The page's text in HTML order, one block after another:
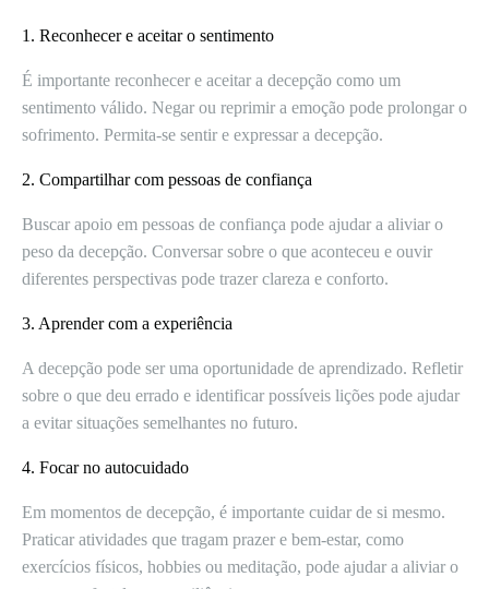
1. Reconhecer e aceitar o sentimento
É importante reconhecer e aceitar a decepção como um
sentimento válido. Negar ou reprimir a emoção pode prolongar o
sofrimento. Permita-se sentir e expressar a decepção.
2. Compartilhar com pessoas de confiança
Buscar apoio em pessoas de confiança pode ajudar a aliviar o
peso da decepção. Conversar sobre o que aconteceu e ouvir
diferentes perspectivas pode trazer clareza e conforto.
3. Aprender com a experiência
A decepção pode ser uma oportunidade de aprendizado. Refletir
sobre o que deu errado e identificar possíveis lições pode ajudar
a evitar situações semelhantes no futuro.
4. Focar no autocuidado
Em momentos de decepção, é importante cuidar de si mesmo.
Praticar atividades que tragam prazer e bem-estar, como
exercícios físicos, hobbies ou meditação, pode ajudar a aliviar o